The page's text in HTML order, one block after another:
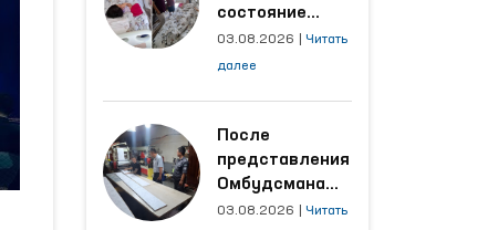
состояние
женщины,
пострадавшей от
области
03.08.2026
Читать
далее
После
представления
Омбудсмана
улучшены
03.08.2026
Читать